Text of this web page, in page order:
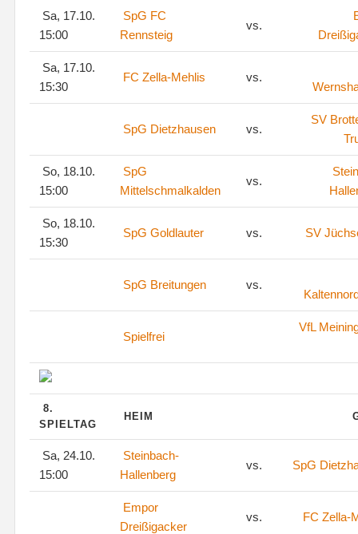
Sa, 17.10.
15:00
SpG FC
Rennsteig
vs.
Sa, 17.10.
15:30
FC Zella-Mehlis vs.
SpG Dietzhausen vs.
SV
So, 18.10.
15:00
SpG
Mittelschmalkalden
vs.
So, 18.10.
15:30
SpG Goldlauter vs. SV
SpG Breitungen vs.
Spielfrei
VfL
8.
SPIELTAG
HEIM
Sa, 24.10.
15:00
Steinbach-
Hallenberg
vs. SpG
Empor
Dreißigacker
vs. FC Zella-